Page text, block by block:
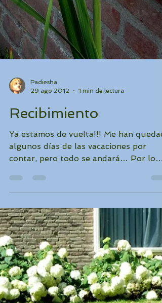
Padiesha
29 ago 2012
1 min de lectura
Recibimiento
Ya estamos de vuelta!!! Me han
algunos días de las vacaciones por